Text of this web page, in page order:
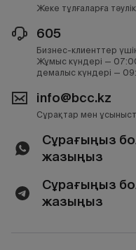
Жеке тұлғаларға
605
Бизнес-клиенттер
Жұмыс күндері —
демалыс күндері —
info@bcc.kz
Сұрақтар мен
Сұрағыңыз
жазыңыз
Сұрағыңыз
жазыңыз